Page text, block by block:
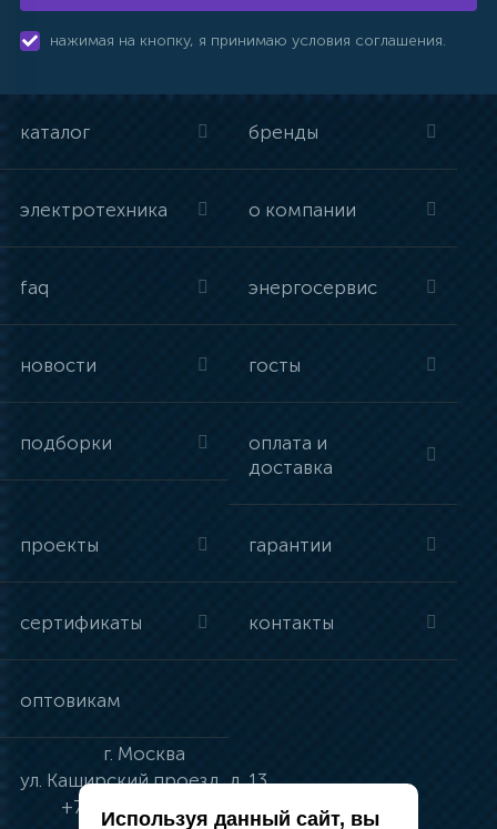
нажимая на кнопку, я принимаю условия соглашения.
каталог бренды
электротехника о компании
faq энергосервис
новости госты
подборки
оплата и
доставка
проекты гарантии
сертификаты контакты
оптовикам
г. Москва
ул. Каширский проезд, д. 13
+7 (495) 134-41-83
Используя данный сайт, вы